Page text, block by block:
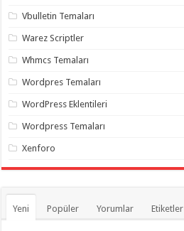
Vbulletin Temaları
Warez Scriptler
Whmcs Temaları
Wordpres Temaları
WordPress Eklentileri
Wordpress Temaları
Xenforo
Yeni Popüler Yorumlar Etiketler